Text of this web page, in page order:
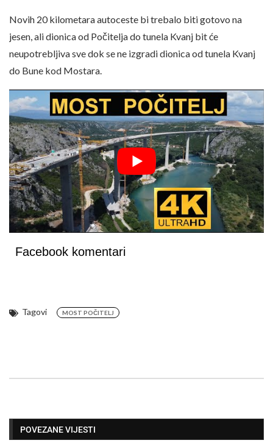
Novih 20 kilometara autoceste bi trebalo biti gotovo na
jesen, ali dionica od Počitelja do tunela Kvanj bit će
neupotrebljiva sve dok se ne izgradi dionica od tunela Kvanj
do Bune kod Mostara.
Facebook komentari
Tagovi MOST POČITELJ
POVEZANE VIJESTI